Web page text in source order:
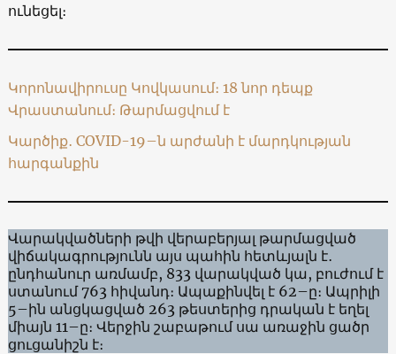
ունեցել։
Կորոնավիրուսը Կովկասում։ 18 նոր դեպք
Վրաստանում։ Թարմացվում է
Կարծիք․ COVID-19–ն արժանի է մարդկության
հարգանքին
Վարակվածների թվի վերաբերյալ թարմացված
վիճակագրությունն այս պահին հետևյալն է․
ընդհանուր առմամբ, 833 վարակված կա, բուժում է
ստանում 763 հիվանդ։ Ապաքինվել է 62–ը։ Ապրիլի
5–ին անցկացված 263 թեստերից դրական է եղել
միայն 11–ը։ Վերջին շաբաթում սա առաջին ցածր
ցուցանիշն է։